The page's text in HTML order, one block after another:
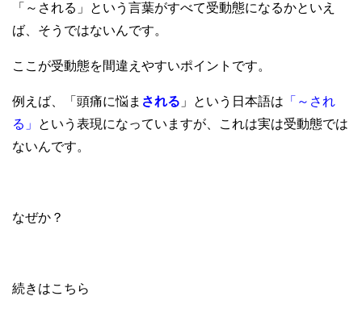
「～される」という言葉がすべて受動態になるかといえ
ば、そうではないんです。
ここが受動態を間違えやすいポイントです。
例えば、「頭痛に悩ま される 」という日本語は 「～され
る」
という表現になっていますが、これは実は受動態では
ないんです。
なぜか？
続きはこちら